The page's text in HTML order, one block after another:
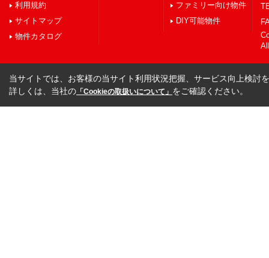
利用規約
サイトマップ
物件カタログ
ファミリー向け物件
DIY可能物件
当サイトでは、お客様の当サイト利用状況把握、サービス向上検討
詳しくは、当社の 「Cookieの取扱いについて」 をご確認ください。